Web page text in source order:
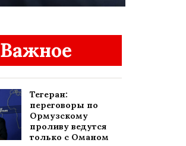
Важное
Тегеран:
переговоры по
Ормузскому
проливу ведутся
только с Оманом